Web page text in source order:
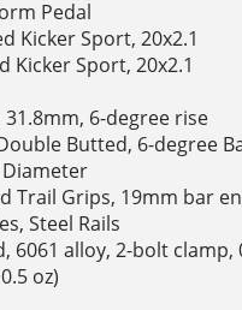
Pedal
Kicker Sport, 20x2.1
Kicker Sport, 20x2.1
6-degree rise
Butted, 6-degree
Trail Grips, 19mm bar
Steel Rails
6061 alloy, 2-bolt
oz)